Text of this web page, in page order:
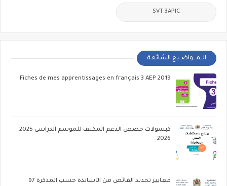
SVT 3APIC
الــمـــواضــيع الشائعة
Fiches de mes apprentissages en français 3 AEP 2019
كبسولات حصص الدعم المكثف للموسم الدراسي 2025 -
2026
معايير تحديد الفائض من الأساتذة حسب المذكرة 97